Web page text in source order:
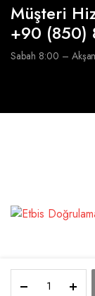
Kişilik
Müşteri
+90 (850)
Sabah 8:00 –